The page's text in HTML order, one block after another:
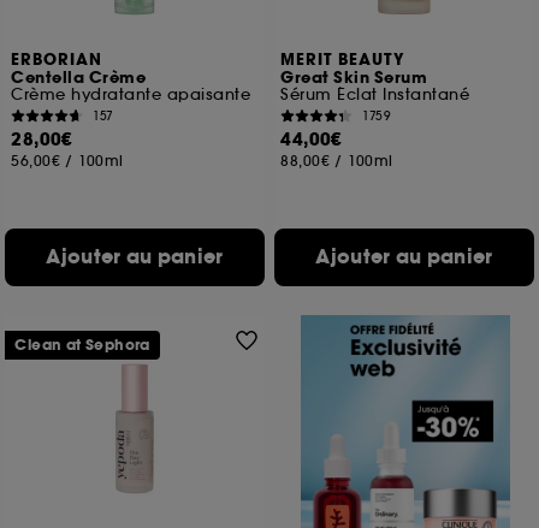
ERBORIAN
Centella Crème
Crème hydratante apaisante
157
28,00€
56,00€ / 100ml
Ajouter au panier
MERIT BEAUTY
Great Skin Serum
Sérum Éclat Instantané
1759
44,00€
88,00€ / 100ml
Ajouter au panier
Clean at Sephora